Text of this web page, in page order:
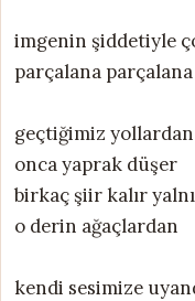
imgenin şiddetiyle
parçalana parçalana
geçtiğimiz yollardan
onca yaprak düşer
birkaç şiir kalır
o derin ağaçlardan
kendi sesimize